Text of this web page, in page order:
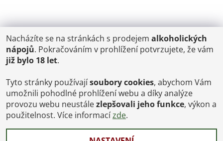
POŠTOVNÉ
ČR: od 95,-
SK: 350,-
€ = 24,00 CZK
Dopravy a Platby
Jsme internetový obchod, osobní odběr není možný.
Nacházíte se na stránkách s prodejem alkoholických
nápojů. Pokračováním v prohlížení potvrzujete, že vám
již bylo 18 let.
Tyto stránky používajísoubory cookies, abychom Vám
umožnili pohodlné prohlížení webu a díky analýze
provozu webu neustálezlepšovali jeho funkce, výkon a
použitelnost. Více informacízde.